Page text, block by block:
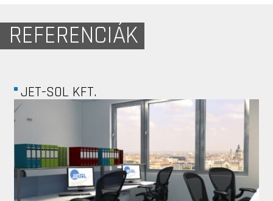
REFERENCIÁK
VÁROSLIGETI...